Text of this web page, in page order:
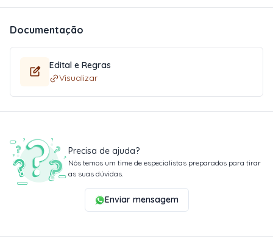
Documentação
Edital e Regras
Visualizar
Precisa de ajuda?
Nós temos um time de especialistas preparados para tirar
as suas dúvidas.
Enviar mensagem